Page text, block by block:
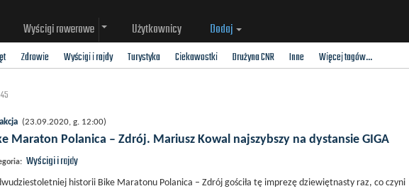
Wyścigi rowerowe Użytkownicy Dodaj
Zdrowie Wyścigi i rajdy Turystyka Ciekawostki Drużyna CNR Inne Więcej tagów...
(23.09.2020, g. 12:00)
Maraton Polanica – Zdrój. Mariusz Kowal najszybszy na dystansie GIGA
Wyścigi i rajdy
historii Bike Maratonu Polanica – Zdrój gościła tę imprezę dziewiętnasty raz, co czyni